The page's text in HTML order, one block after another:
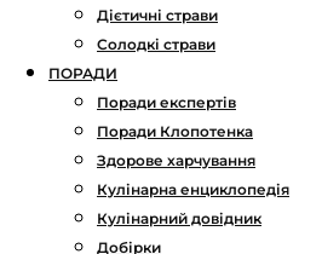
Дієтичні страви
Солодкі страви
ПОРАДИ
Поради експертів
Поради Клопотенка
Здорове харчування
Кулінарна енциклопедія
Кулінарний довідник
Добірки